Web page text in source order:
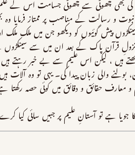
کی بھی چھوٹی سے چھوٹی جسامت اس کے
و رسالت کے مناصب پر ممتاز فرمایا وہ
پیش گوئیوں کو دیکھو جن میں ملک
قرآن پاک کے بعد ان میں سے سینکڑوں
ہیں ، لیکن اس علیم سے بے خبر رہتے
بولنے والی زبان پیدا کی۔ یہی تو وہ آلات
و معارف حقائق و دقائق میں کوئی حصہ
جویا ہے تو آستانِ علیم پر جبیں سائی